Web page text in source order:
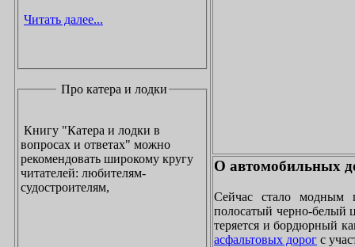
Читать далее...
Про катера и лодки
Книгу "Катера и лодки в
вопросах и ответах" можно
рекомендовать широкому кругу
читателей: любителям-
судостроителям,
О автомобильных
Сейчас стало модным
полосатый черно-белый
теряется и бордюрный
асфальтовых дорог с